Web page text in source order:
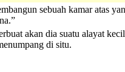
sebuah kamar atas
akan dia suatu alayat
di situ.